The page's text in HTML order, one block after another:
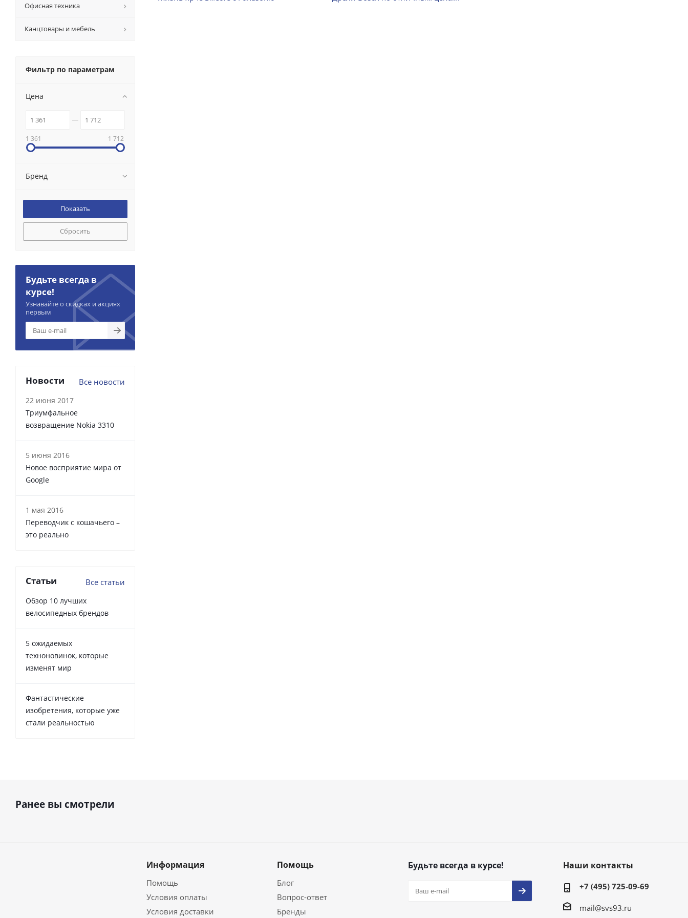
Офисная техника
Канцтовары и мебель
Фильтр по параметрам
Цена
1 361 1 712
Бренд
Сбросить
Будьте всегда в
курсе!
Узнавайте о скидках и акциях
первым
Новости Все новости
22 июня 2017
Триумфальное
возвращение Nokia 3310
5 июня 2016
Новое восприятие мира от
Google
1 мая 2016
Переводчик с кошачьего –
это реально
Статьи Все статьи
Обзор 10 лучших
велосипедных брендов
5 ожидаемых
техноновинок, которые
изменят мир
Фантастические
изобретения, которые уже
стали реальностью
Ранее вы смотрели
Информация
Помощь
Условия оплаты
Условия доставки
Помощь
Блог
Вопрос-ответ
Бренды
Будьте всегда в курсе! Наши контакты
+7 (495) 725-09-69
mail@svs93.ru